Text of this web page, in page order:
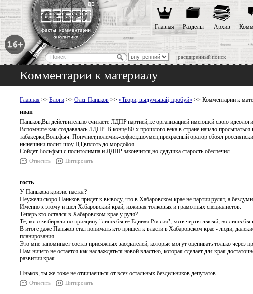
расширенный поиск
Главная Разделы Архив
Комментарии к материалу
Главная >> Блоги >> Олег Паньков >> «Твори, выдумывай, пробуй» >> Комментарии к
иван
Паньков,Вы действительно считаете ЛДПР партией,т.е организацией имеющей свою
Вспомните как создавалась ЛДПР. В конце 80-х прошлого века в стране начало просыпаться
табакерки,Вольфыч. Популист,полемик-софист,шоумен,прекрасный оратор обоял
нынешнии полит-шоу ЦТ,вплоть до мордобоя.
Сойдет Вольфыч с политолимпа и ЛДПР закончится,но дедушка старость обеспечил.
Ответить Цитировать
гость
У Панькова кризис настал?
Неужели скоро Паньков придет к выводу, что в Хабаровском крае не партии рулят, а
Именно к этому и шел Хабаровский край, изживая толковых и грамотных специалистов.
Теперь кто остался в Хабаровском крае у руля?
Те, кого выбирали по принципу "лишь бы не Единая Россия", хоть черты лысый, но лишь бы
В итоге даже Паньков стал понимать кто пришел к власти в Хабаровском крае - люди,
планирования.
Это мне напоминает состав присяжных заседателей, которые могут оценивать только через
Нам ничего не остается как наслаждаться новой властью, которая сделает для края
развитии края.
Пньков, ты же тоже не отличаешься от всех остальных бездельников депутатов.
Ответить Цитировать